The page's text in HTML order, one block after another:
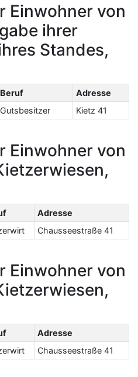
Einwohner von
ihrer
Standes,
Beruf
Adresse
Gutsbesitzer Kietz 41
Einwohner von
Adresse
Chausseestraße 41
Einwohner von
Adresse
Chausseestraße 41